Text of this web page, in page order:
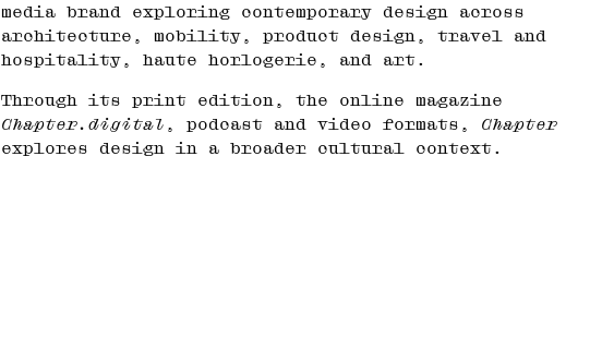
media brand exploring contemporary design across
architecture, mobility, product design, travel and
hospitality, haute horlogerie, and art.
Through its print edition, the online magazine
Chapter.digital , podcast and video formats, Chapter
explores design in a broader cultural context.